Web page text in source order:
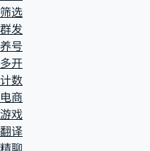
筛选
群发
养号
多开
计数
电商
游戏
翻译
精聊